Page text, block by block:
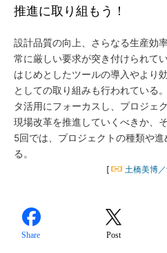
推進に取り組もう！
設計品質の向上、さらなる生産効
常に厳しい要求が突き付けられて
はじめとしたツールの導入やより
としての取り組みも行われている
タ活用にフォーカスし、プロジェ
現場改革を推進していくべきか、
5回では、プロジェクトの種類や
る。
[ 土橋美博
Share Post